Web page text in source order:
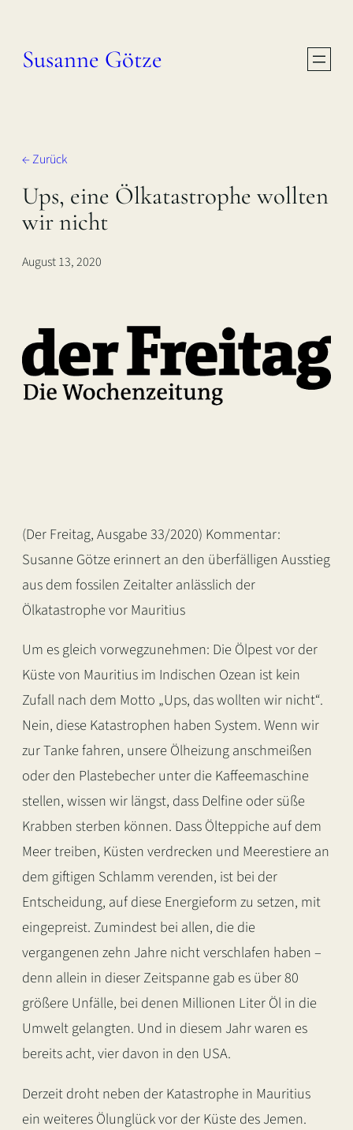
springen
Susanne Götze
← Zurück
Ups, eine Ölkatastrophe wollten
wir nicht
August 13, 2020
(Der Freitag, Ausgabe 33/2020) Kommentar:
Susanne Götze erinnert an den überfälligen Ausstieg
aus dem fossilen Zeitalter anlässlich der
Ölkatastrophe vor Mauritius
Um es gleich vorwegzunehmen: Die Ölpest vor der
Küste von Mauritius im Indischen Ozean ist kein
Zufall nach dem Motto „Ups, das wollten wir nicht“.
Nein, diese Katastrophen haben System. Wenn wir
zur Tanke fahren, unsere Ölheizung anschmeißen
oder den Plastebecher unter die Kaffeemaschine
stellen, wissen wir längst, dass Delfine oder süße
Krabben sterben können. Dass Ölteppiche auf dem
Meer treiben, Küsten verdrecken und Meerestiere an
dem giftigen Schlamm verenden, ist bei der
Entscheidung, auf diese Energieform zu setzen, mit
eingepreist. Zumindest bei allen, die die
vergangenen zehn Jahre nicht verschlafen haben –
denn allein in dieser Zeitspanne gab es über 80
größere Unfälle, bei denen Millionen Liter Öl in die
Umwelt gelangten. Und in diesem Jahr waren es
bereits acht, vier davon in den USA.
Derzeit droht neben der Katastrophe in Mauritius
ein weiteres Ölunglück vor der Küste des Jemen.